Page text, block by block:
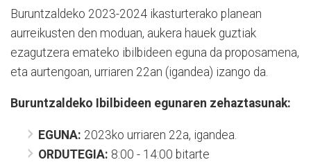
Buruntzaldeko 2023-2024 ikasturterako planean
aurreikusten den moduan, aukera hauek guztiak
ezagutzera emateko ibilbideen eguna da proposamena,
eta aurtengoan, urriaren 22an (igandea) izango da.
Buruntzaldeko Ibilbideen egunaren zehaztasunak:
EGUNA: 2023ko urriaren 22a, igandea.
ORDUTEGIA: 8:00 - 14:00 bitarte